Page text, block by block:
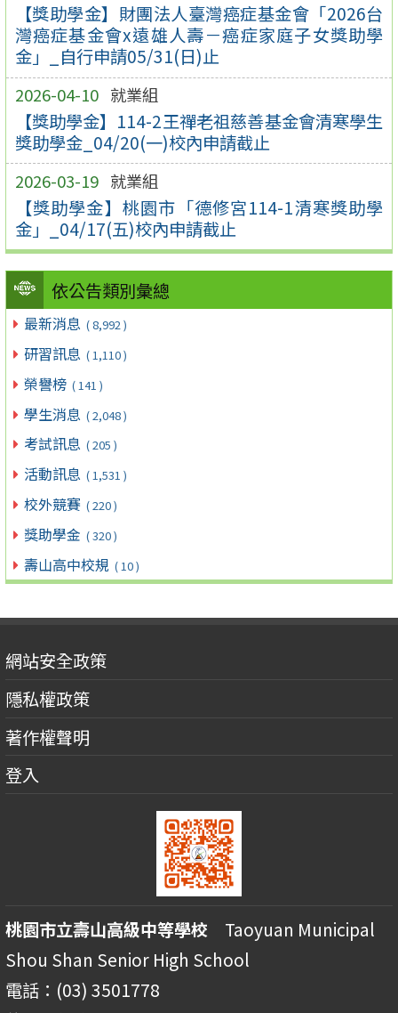
【獎助學金】財團法人臺灣癌症基金會「2026台
灣癌症基金會x遠雄人壽－癌症家庭子女獎助學
金」_自行申請05/31(日)止
2026-04-10 就業組
【獎助學金】114-2王禪老祖慈善基金會清寒學生
獎助學金_04/20(一)校內申請截止
2026-03-19 就業組
【獎助學金】桃園市「德修宮114-1清寒獎助學
金」_04/17(五)校內申請截止
依公告類別彙總
最新消息 ( 8,992 )
研習訊息 ( 1,110 )
榮譽榜 ( 141 )
學生消息 ( 2,048 )
考試訊息 ( 205 )
活動訊息 ( 1,531 )
校外競賽 ( 220 )
獎助學金 ( 320 )
壽山高中校規 ( 10 )
網站安全政策
隱私權政策
著作權聲明
登入
桃園市立壽山高級中等學校 Taoyuan Municipal
Shou Shan Senior High School
電話：(03) 3501778